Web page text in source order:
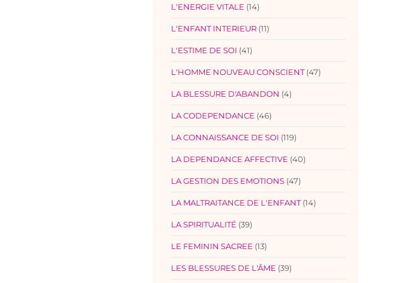
L'ENERGIE VITALE (14)
L'ENFANT INTERIEUR (11)
L'ESTIME DE SOI (41)
L'HOMME NOUVEAU CONSCIENT (47)
LA BLESSURE D'ABANDON (4)
LA CODEPENDANCE (46)
LA CONNAISSANCE DE SOI (119)
LA DEPENDANCE AFFECTIVE (40)
LA GESTION DES EMOTIONS (47)
LA MALTRAITANCE DE L'ENFANT (14)
LA SPIRITUALITÉ (39)
LE FEMININ SACREE (13)
LES BLESSURES DE L'ÂME (39)